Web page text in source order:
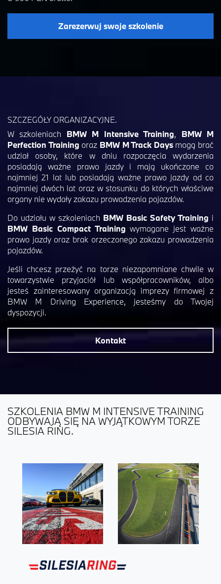
Zarezerwuj swoje szkolenie
SZCZEGÓŁY ORGANIZACYJNE.
W szkoleniach BMW M Intensive Training, BMW M
Perfection Training oraz BMW M Track Daysmogą brać
udział osoby, które w dniu rozpoczęcia wydarzenia
posiadają ważne prawo jazdy i mają ukończone co
najmniej 21 lat lub posiadają ważne prawo jazdy od co
najmniej dwóch lat oraz w stosunku do których właściwe
organy nie wydały zakazu prowadzenia pojazdów.
Do udziału w szkoleniach BMW Basic Safety Training i
BMW Basic Compact Training wymagane jest ważne
prawo jazdy oraz brak orzeczonego zakazu prowadzenia
pojazdów.
Jeśli chcesz przeżyć na torze niezapomniane chwile w
towarzystwie przyjaciół lub współpracowników, albo
jesteś zainteresowany organizacją imprezy firmowej z
BMW M Driving Experience, jesteśmy do Twojej
dyspozycji.
Kontakt
SZKOLENIA BMW M INTENSIVE TRAINING
ODBYWAJĄ SIĘ NA WYJĄTKOWYM TORZE
SILESIA RING.